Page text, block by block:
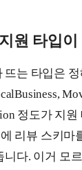
원 타입이
뜨는 타입은
정도가 지원
에 리뷰 스키
니다. 이거 모